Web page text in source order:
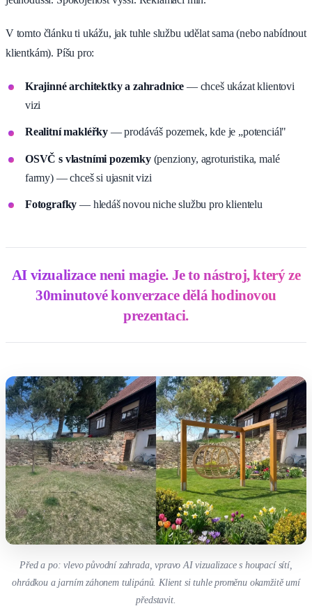
V tomto článku ti ukážu, jak tuhle službu udělat sama (nebo nabídnout
klientkám). Píšu pro:
Krajinné architektky a zahradnice — chceš ukázat klientovi
vizi
Realitní makléřky — prodáváš pozemek, kde je „potenciál"
OSVČ s vlastními pozemky(penziony, agroturistika, malé
farmy) — chceš si ujasnit vizi
Fotografky — hledáš novou niche službu pro klientelu
AI vizualizace neni magie. Je to nástroj, který ze
30minutové konverzace dělá hodinovou
prezentaci.
Před a po: vlevo původní zahrada, vpravo AI vizualizace s houpací sítí,
ohrádkou a jarním záhonem tulipánů. Klient si tuhle proměnu okamžitě umí
představit.